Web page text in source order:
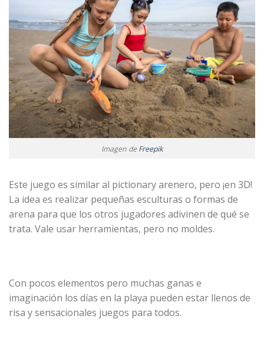
Imagen deFreepik
Este juego es similar al pictionary arenero, pero ¡en 3D!
La idea es realizar pequeñas esculturas o formas de
arena para que los otros jugadores adivinen de qué se
trata. Vale usar herramientas, pero no moldes.
Con pocos elementos pero muchas ganas e
imaginación los días en la playa pueden estar llenos de
risa y sensacionales juegos para todos.